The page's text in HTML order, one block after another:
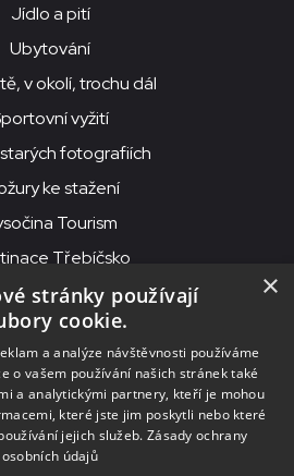
Jídlo a pití
Ubytování
v okolí, trochu dál
vyžití
fotografiích
ke stažení
Tourism
Třebíčsko
Beseda Mor. Budějovice
organizace, Purcnerova 62, 676 02
Budějovice
ID datové schránky: chjn2kd
×
stránky používají
cookie.
a analýze návštěvnosti používáme
o vašem používání našich stránek také
a analytickými partnery, kteří je mohou
které jste jim poskytli nebo které
jejich služeb. Zásady ochrany
osobních údajů